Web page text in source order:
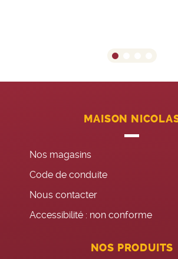
MAISON
Nos magasins
Code de conduite
Nous contacter
Accessibilité : non conforme
NOS PRODUITS